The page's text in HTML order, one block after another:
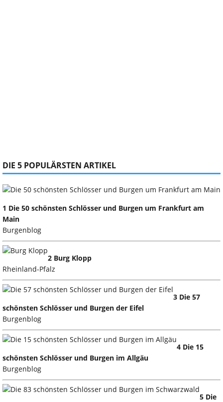
DIE 5 POPULÄRSTEN ARTIKEL
1 Die 50 schönsten Schlösser und Burgen um Frankfurt am
Main
Burgenblog
2 Burg Klopp
Rheinland-Pfalz
3 Die 57
schönsten Schlösser und Burgen der Eifel
Burgenblog
4 Die 15
schönsten Schlösser und Burgen im Allgäu
Burgenblog
5 Die